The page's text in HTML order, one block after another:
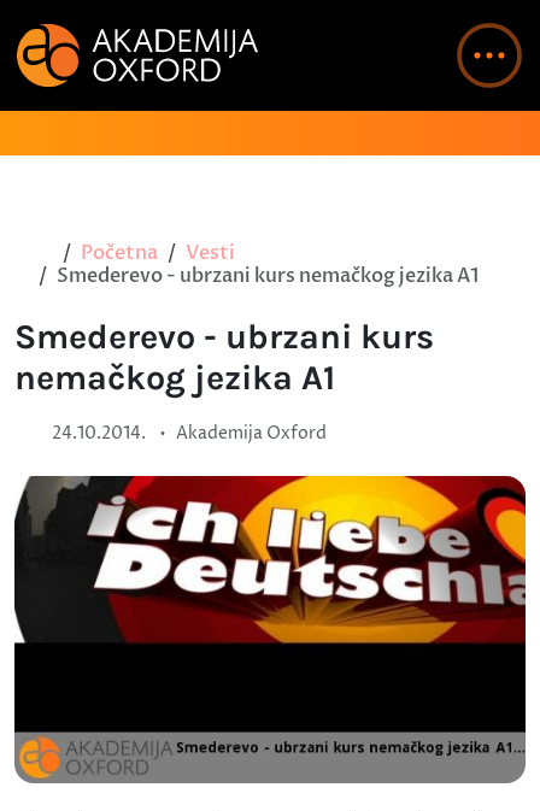
Početna
Vesti
Smederevo - ubrzani kurs nemačkog jezika A1
Smederevo - ubrzani kurs
nemačkog jezika A1
24.10.2014. • Akademija Oxford